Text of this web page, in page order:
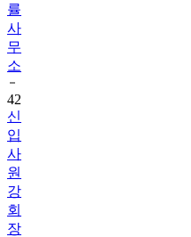
률
사
무
소
42
신
입
사
원
강
회
장